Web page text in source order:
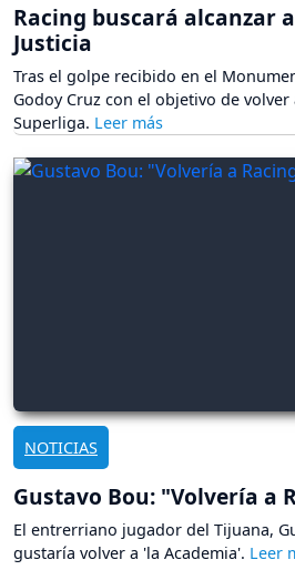
Racing buscará alcanzar
Justicia
Tras el golpe recibido en el
Godoy Cruz con el objetivo de
Superliga.
NOTICIAS
Gustavo Bou: "Volvería a
El entrerriano jugador del Tijuana,
gustaría volver a 'la Academia'.